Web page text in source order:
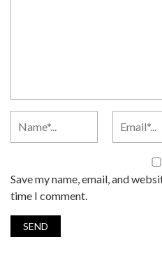
Save my name, email, and
time I comment.